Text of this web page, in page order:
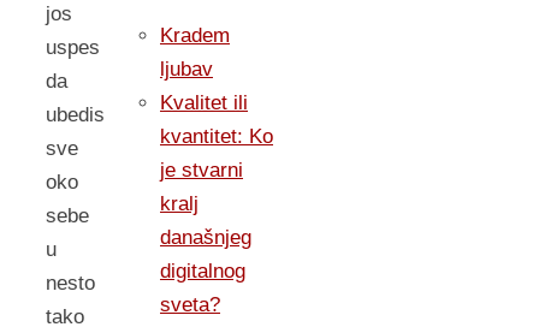
jos
uspes
da
ubedis
sve
oko
sebe
u
nesto
tako
Kradem
ljubav
Kvalitet ili
kvantitet: Ko
je stvarni
kralj
današnjeg
digitalnog
sveta?